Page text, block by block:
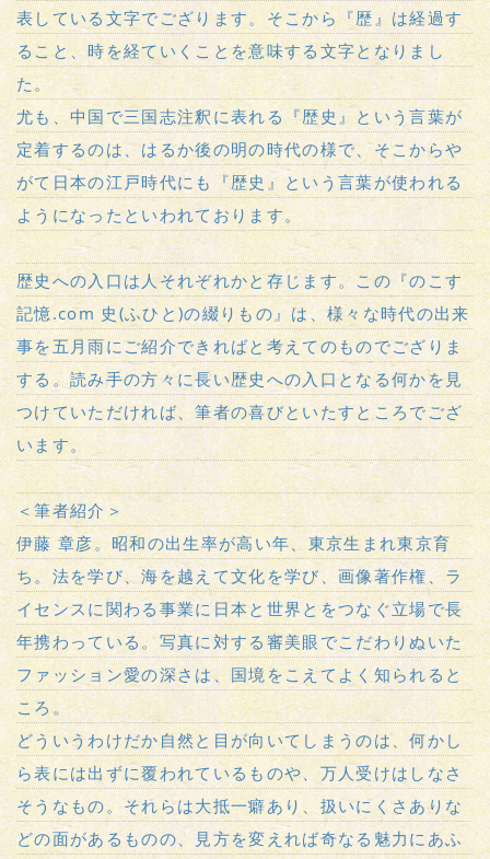
表している文字でござります。そこから『歴』は経過す
ること、時を経ていくことを意味する文字となりまし
た。
尤も、中国で三国志注釈に表れる『歴史』という言葉が
定着するのは、はるか後の明の時代の様で、そこからや
がて日本の江戸時代にも『歴史』という言葉が使われる
ようになったといわれております。
歴史への入口は人それぞれかと存じます。この『のこす
記憶.com 史(ふひと)の綴りもの』は、様々な時代の出来
事を五月雨にご紹介できればと考えてのものでござりま
する。読み手の方々に長い歴史への入口となる何かを見
つけていただければ、筆者の喜びといたすところでござ
います。
＜筆者紹介＞
伊藤 章彦。昭和の出生率が高い年、東京生まれ東京育
ち。法を学び、海を越えて文化を学び、画像著作権、ラ
イセンスに関わる事業に日本と世界とをつなぐ立場で長
年携わっている。写真に対する審美眼でこだわりぬいた
ファッション愛の深さは、国境をこえてよく知られると
ころ。
どういうわけだか自然と目が向いてしまうのは、何かし
ら表には出ずに覆われているものや、万人受けはしなさ
そうなもの。それらは大抵一癖あり、扱いにくさありな
どの面があるものの、見方を変えれば奇なる魅力にあふ